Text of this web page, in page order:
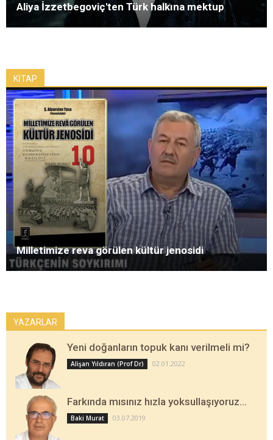
Aliya İzzetbegoviç'ten Türk halkına mektup
KİTAP
Milletimize reva görülen kültür jenosidi
YAZARLAR
Yeni doğanların topuk kanı verilmeli mi?
Alişan Yıldıran (Prof Dr) 02.01.2022
Farkında mısınız hızla yoksullaşıyoruz…
Baki Murat 03.07.2019